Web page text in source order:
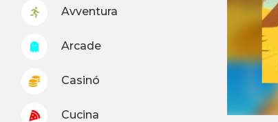
Avventura
Arcade
Casinó
Cucina